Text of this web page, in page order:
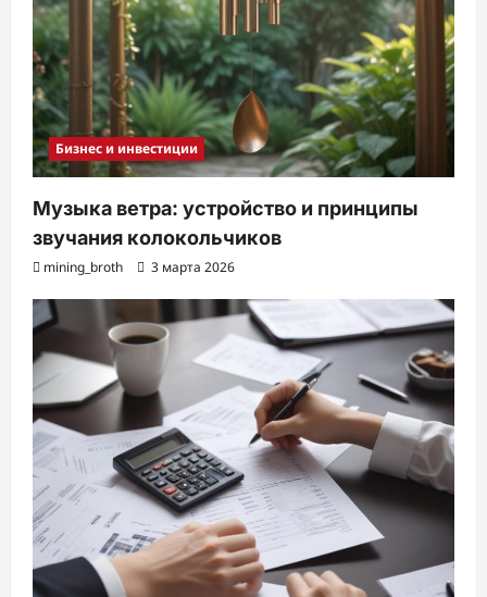
Бизнес и инвестиции
Музыка ветра: устройство и принципы
звучания колокольчиков
mining_broth 3 марта 2026